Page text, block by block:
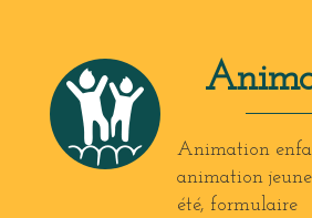
Animation
animation
été, formulaire